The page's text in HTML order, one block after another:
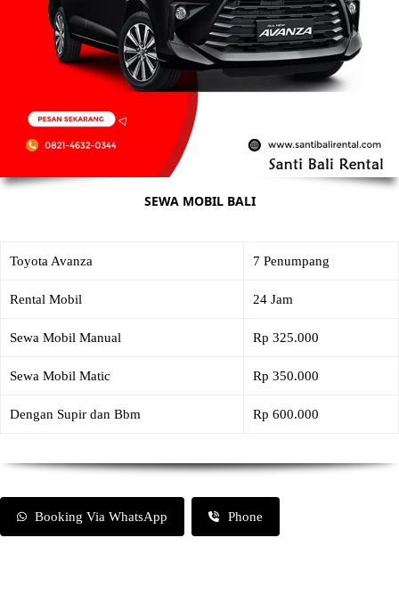
SEWA MOBIL BALI
Toyota Avanza 7 Penumpang
Rental Mobil 24 Jam
Sewa Mobil Manual Rp 325.000
Sewa Mobil Matic Rp 350.000
Dengan Supir dan Bbm Rp 600.000
Booking Via WhatsApp Phone